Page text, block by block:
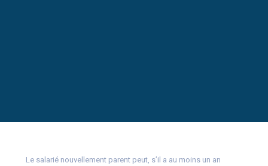
Le salarié nouvellement parent peut, s’il a au moins un an